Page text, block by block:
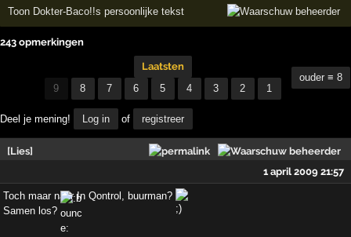
Toon Dokter-Baco!!s persoonlijke tekst
243 opmerkingen
Laatsten
9
8 7 6 5 4 3 2 1
ouder ≡ 8
Deel je mening! Log in of registreer
[Lies]
1 april 2009 21:57
Toch maar naar In Qontrol, buurman?
Samen los?